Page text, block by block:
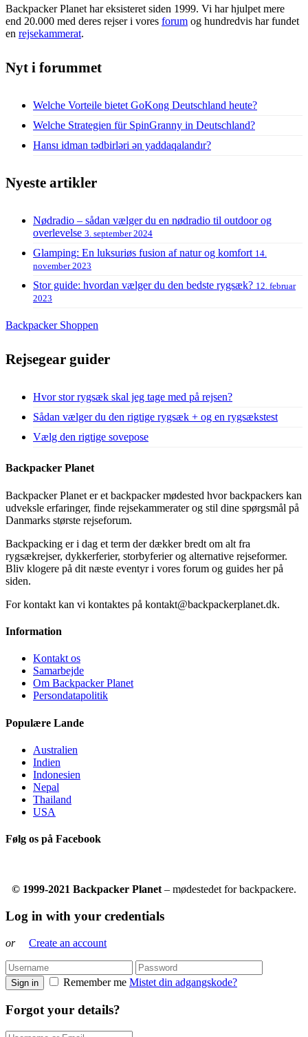
Backpacker Planet har eksisteret siden 1999. Vi har hjulpet mere
end 20.000 med deres rejser i vores forum og hundredvis har fundet
en rejsekammerat.
Nyt i forummet
Welche Vorteile bietet GoKong Deutschland heute?
Welche Strategien für SpinGranny in Deutschland?
Hansı idman tədbirləri ən yaddaqalandır?
Nyeste artikler
Nødradio – sådan vælger du en nødradio til outdoor og
overlevelse 3. september 2024
Glamping: En luksuriøs fusion af natur og komfort 14.
november 2023
Stor guide: hvordan vælger du den bedste rygsæk? 12. februar
2023
Backpacker Shoppen
Rejsegear guider
Hvor stor rygsæk skal jeg tage med på rejsen?
Sådan vælger du den rigtige rygsæk + og en rygsækstest
Vælg den rigtige sovepose
Backpacker Planet
Backpacker Planet er et backpacker mødested hvor backpackers kan
udveksle erfaringer, finde rejsekammerater og stil dine spørgsmål på
Danmarks største rejseforum.
Backpacking er i dag et term der dækker bredt om alt fra
rygsækrejser, dykkerferier, storbyferier og alternative rejseformer.
Bliv klogere på dit næste eventyr i vores forum og guides her på
siden.
For kontakt kan vi kontaktes på kontakt@backpackerplanet.dk.
Information
Kontakt os
Samarbejde
Om Backpacker Planet
Persondatapolitik
Populære Lande
Australien
Indien
Indonesien
Nepal
Thailand
USA
Følg os på Facebook
© 1999-2021 Backpacker Planet – mødestedet for backpackere.
Log in with your credentials
or Create an account
Sign in Remember me Mistet din adgangskode?
Forgot your details?